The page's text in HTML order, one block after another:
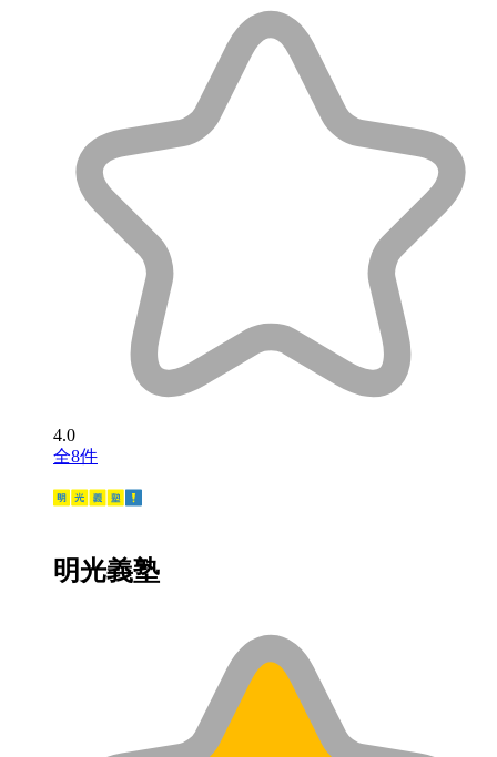
4.0
全8件
明光義塾